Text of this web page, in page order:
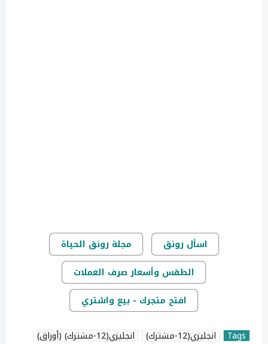
اسأل رونق
مجلة رونق الحياة
الطقس وأسعار صرف العملات
افتح متجرك - بيع واشتري
Tags انجليزي(12-مشترك)
انجليزي(12-مشترك) (أوراق)